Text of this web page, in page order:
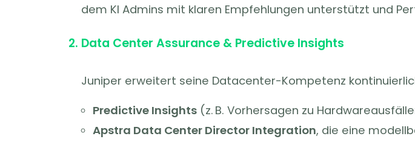
dem KI Admins mit klaren Empfehlungen unterstützt und
Data Center Assurance & Predictive Insights
Juniper erweitert seine Datacenter-Kompetenz
Predictive Insights(z. B. Vorhersagen zu
Apstra Data Center Director Integration, die eine